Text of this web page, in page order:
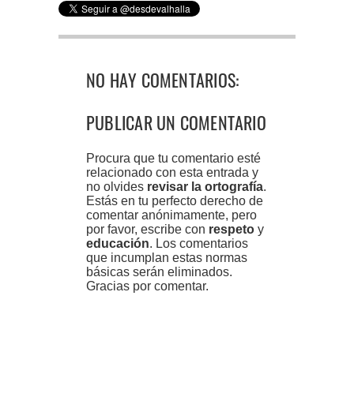
NO HAY COMENTARIOS:
PUBLICAR UN COMENTARIO
Procura que tu comentario esté
relacionado con esta entrada y
no olvides revisar la ortografía.
Estás en tu perfecto derecho de
comentar anónimamente, pero
por favor, escribe con respeto y
educación. Los comentarios
que incumplan estas normas
básicas serán eliminados.
Gracias por comentar.